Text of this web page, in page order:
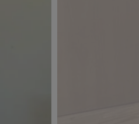
да изберете
ще намерите обяснение
опции и тяхното значение.